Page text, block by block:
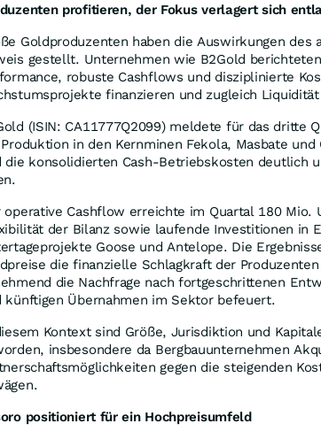
profitieren, der Fokus verlagert sich
Goldproduzenten haben die Auswirkungen
gestellt. Unternehmen wie B2Gold
robuste Cashflows und disziplinierte
finanzieren und zugleich
(ISIN: CA11777Q2099) meldete für das dritte
in den Kernminen Fekola, Masbate
die konsolidierten Cash-Betriebskosten deutlich
operative Cashflow erreichte im Quartal 180
der Bilanz sowie laufende Investitionen in
Goose und Antelope. Die
die finanzielle Schlagkraft der
die Nachfrage nach fortgeschrittenen
künftigen Übernahmen im Sektor befeuert.
Kontext sind Größe, Jurisdiktion und
insbesondere da Bergbauunternehmen
gegen die steigenden
positioniert für ein Hochpreisumfeld